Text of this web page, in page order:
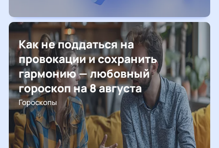
Как не поддаться на
провокации и сохранить
гармонию — любовный
гороскоп на 8 августа
Гороскопы